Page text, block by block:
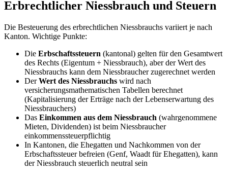
Erbrechtlicher Niessbrauch und Steuern
Die Besteuerung des erbrechtlichen Niessbrauchs variiert je nach
Kanton. Wichtige Punkte:
Die Erbschaftssteuern (kantonal) gelten für den Gesamtwert
des Rechts (Eigentum + Niessbrauch), aber der Wert des
Niessbrauchs kann dem Niessbraucher zugerechnet werden
DerWert des Niessbrauchs wird nach
versicherungsmathematischen Tabellen berechnet
(Kapitalisierung der Erträge nach der Lebenserwartung des
Niessbrauchers)
Das Einkommen aus dem Niessbrauch (wahrgenommene
Mieten, Dividenden) ist beim Niessbraucher
einkommenssteuerpflichtig
In Kantonen, die Ehegatten und Nachkommen von der
Erbschaftssteuer befreien (Genf, Waadt für Ehegatten), kann
der Niessbrauch steuerlich neutral sein